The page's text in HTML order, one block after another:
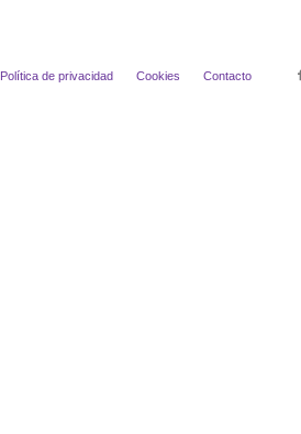
Política de privacidad Cookies Contacto